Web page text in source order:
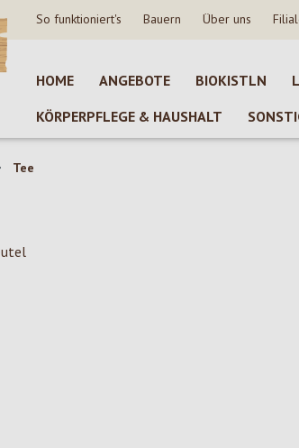
So funktioniert's Bauern Über uns
HOME ANGEBOTE BIOKISTLN
KÖRPERPFLEGE & HAUSHALT
Tee